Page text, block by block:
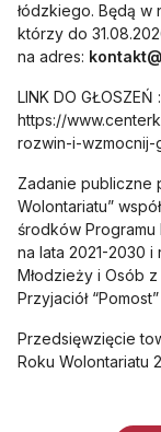
łódzkiego. Będą w
którzy do
na adres:
LINK DO GŁOSZEŃ :
https://
rozwin-i-
Zadanie publiczne
Wolontariatu”
środków Programu
na lata 2021-2030
Młodzieży i Osób
Przyjaciół
Przedsięwzięcie
Roku Wolontariatu